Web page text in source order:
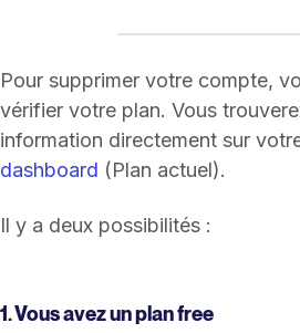
Pour supprimer votre compte,
vérifier votre plan. Vous
information directement sur
dashboard (Plan actuel).
Il y a deux possibilités :
1. Vous avez un plan free